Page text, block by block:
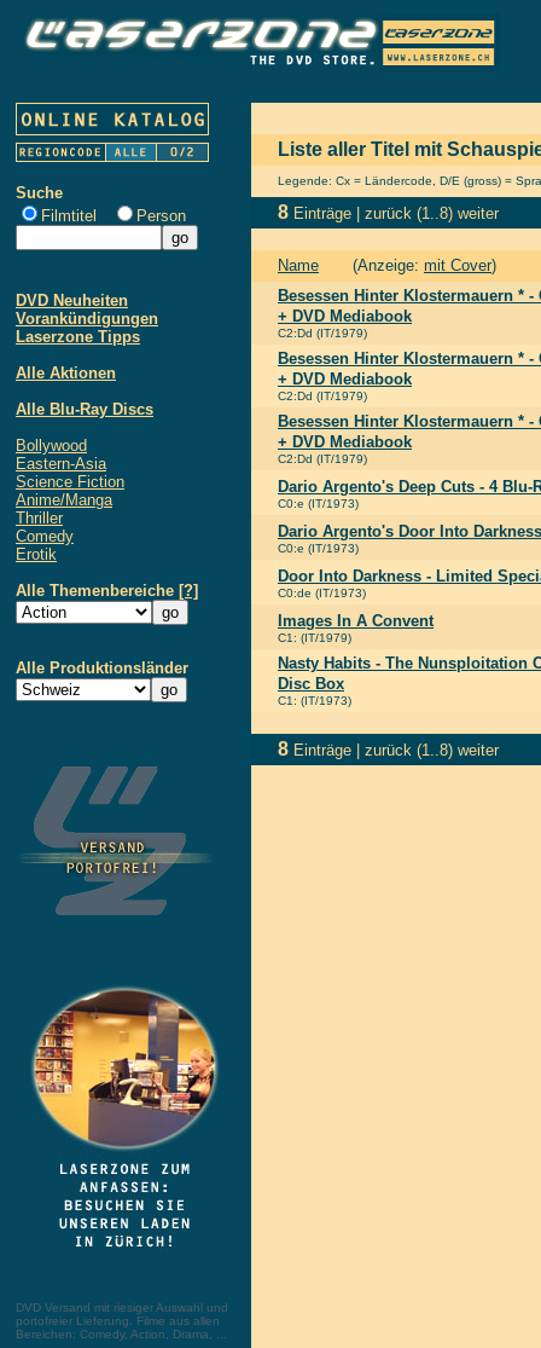
Suche
Filmtitel
Person
DVD Neuheiten
Vorankündigungen
Laserzone Tipps
Alle Aktionen
Alle Blu-Ray Discs
Bollywood
Eastern-Asia
Science Fiction
Anime/Manga
Thriller
Comedy
Erotik
Alle Themenbereiche [?]
Alle Produktionsländer
DVD Versand mit riesiger Auswahl und
portofreier Lieferung. Filme aus allen
Bereichen: Comedy, Action, Drama, ...
Liste aller Titel mit
Legende: Cx = Ländercode, D/E (gross) =
8 Einträge | zurück (1..8) weiter
Name (Anzeige: mit Cover)
Besessen Hinter Klostermauern * -
+ DVD Mediabook
C2:Dd (IT/1979)
Besessen Hinter Klostermauern * -
+ DVD Mediabook
C2:Dd (IT/1979)
Besessen Hinter Klostermauern * -
+ DVD Mediabook
C2:Dd (IT/1979)
Dario Argento's Deep Cuts - 4 Blu-
C0:e (IT/1973)
Dario Argento's Door Into Darkness
C0:e (IT/1973)
Door Into Darkness - Limited
C0:de (IT/1973)
Images In A Convent
C1: (IT/1979)
Nasty Habits - The Nunsploitation
Disc Box
C1: (IT/1973)
8 Einträge | zurück (1..8) weiter